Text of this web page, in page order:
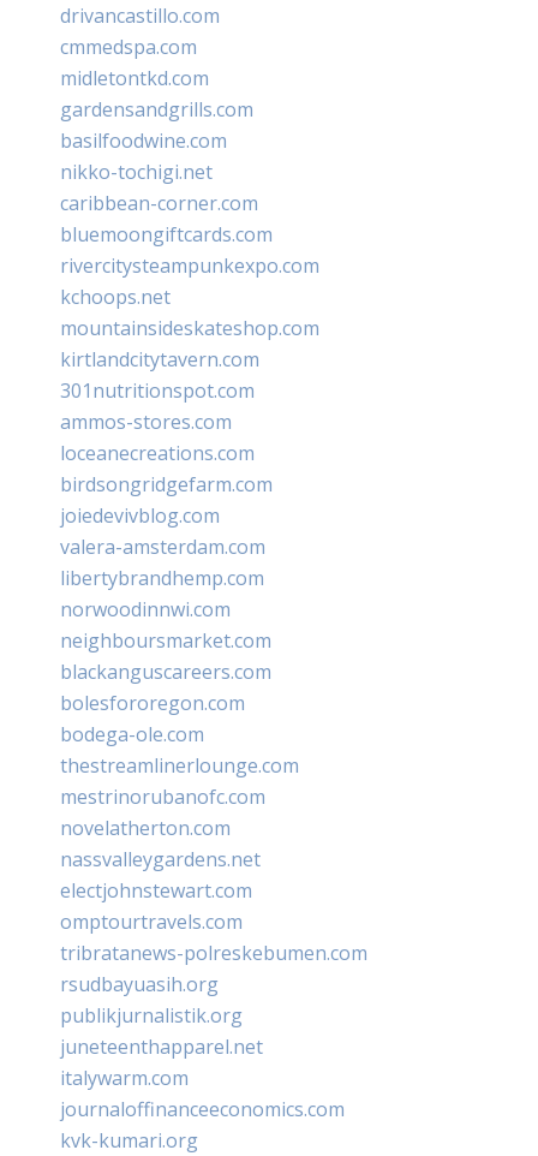
drivancastillo.com
cmmedspa.com
midletontkd.com
gardensandgrills.com
basilfoodwine.com
nikko-tochigi.net
caribbean-corner.com
bluemoongiftcards.com
rivercitysteampunkexpo.com
kchoops.net
mountainsideskateshop.com
kirtlandcitytavern.com
301nutritionspot.com
ammos-stores.com
loceanecreations.com
birdsongridgefarm.com
joiedevivblog.com
valera-amsterdam.com
libertybrandhemp.com
norwoodinnwi.com
neighboursmarket.com
blackanguscareers.com
bolesfororegon.com
bodega-ole.com
thestreamlinerlounge.com
mestrinorubanofc.com
novelatherton.com
nassvalleygardens.net
electjohnstewart.com
omptourtravels.com
tribratanews-polreskebumen.com
rsudbayuasih.org
publikjurnalistik.org
juneteenthapparel.net
italywarm.com
journaloffinanceeconomics.com
kvk-kumari.org